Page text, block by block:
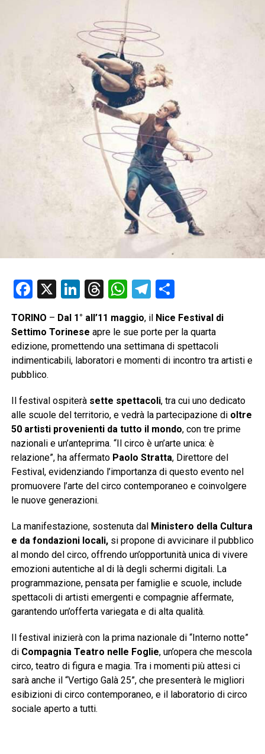
Facebook
X LinkedIn
Threads
WhatsApp
Telegram
Condividi
TORINO – Dal 1° all’11 maggio, il Nice Festival di
Settimo Torinese apre le sue porte per la quarta
edizione, promettendo una settimana di spettacoli
indimenticabili, laboratori e momenti di incontro tra artisti e
pubblico.
Il festival ospiterà sette spettacoli, tra cui uno dedicato
alle scuole del territorio, e vedrà la partecipazione di oltre
50 artisti provenienti da tutto il mondo, con tre prime
nazionali e un’anteprima. “Il circo è un’arte unica: è
relazione”, ha affermato Paolo Stratta, Direttore del
Festival, evidenziando l’importanza di questo evento nel
promuovere l’arte del circo contemporaneo e coinvolgere
le nuove generazioni.
La manifestazione, sostenuta dal Ministero della Cultura
e da fondazioni locali,si propone di avvicinare il pubblico
al mondo del circo, offrendo un’opportunità unica di vivere
emozioni autentiche al di là degli schermi digitali. La
programmazione, pensata per famiglie e scuole, include
spettacoli di artisti emergenti e compagnie affermate,
garantendo un’offerta variegata e di alta qualità.
Il festival inizierà con la prima nazionale di “Interno notte”
di Compagnia Teatro nelle Foglie, un’opera che mescola
circo, teatro di figura e magia. Tra i momenti più attesi ci
sarà anche il “Vertigo Galà 25”, che presenterà le migliori
esibizioni di circo contemporaneo, e il laboratorio di circo
sociale aperto a tutti.